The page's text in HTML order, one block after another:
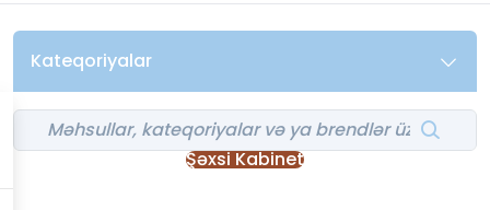
Kateqoriyalar
Şəxsi Kabinet